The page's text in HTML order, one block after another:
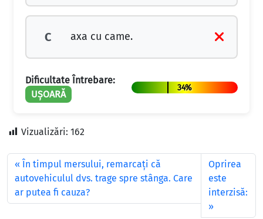
C axa cu came.
Dificultate Întrebare:
UȘOARĂ
34%
Vizualizări: 162
În timpul mersului, remarcaţi că
autovehiculul dvs. trage spre stânga. Care
ar putea fi cauza?
Oprirea
este
interzisă: